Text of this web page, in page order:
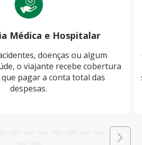
Médica e Hospitalar
doenças ou algum
o viajante recebe cobertura
pagar a conta total das
despesas.